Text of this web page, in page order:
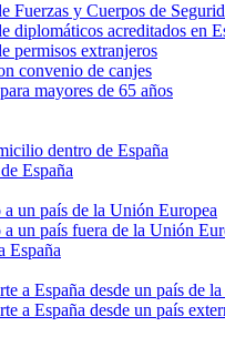
Fuerzas y Cuerpos de
diplomáticos acreditados en
permisos extranjeros
convenio de canjes
mayores de 65 años
dentro de España
España
a un país de la Unión Europea
a un país fuera de la Unión
España
a España desde un país de
a España desde un país